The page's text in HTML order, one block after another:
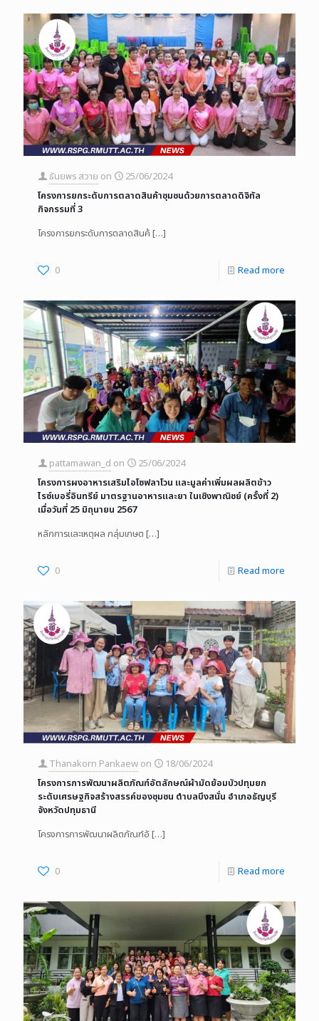
ธันยพร สวาย on
25/06/2024
โครงการยกระดับการตลาดสินค้าชุมชนด้วยการตลาดดิจิทัล
กิจกรรมที่ 3
โครงการยกระดับการตลาดสินค้ […]
0 Read more
pattamawan_d on
25/06/2024
โครงการผงอาหารเสริมไอโซฟลาโวน และมูลค่าเพิ่มผลผลิตข้าว
ไรซ์เบอรี่อินทรีย์ มาตรฐานอาหารและยา ในเชิงพาณิชย์ (ครั้งที่ 2)
เมื่อวันที่ 25 มิถุนายน 2567
หลักการและเหตุผล กลุ่มเกษต […]
0 Read more
Thanakorn Pankaew on
18/06/2024
โครงการการพัฒนาผลิตภัณฑ์อัตลักษณ์ผ้ามัดย้อมบัวปทุมยก
ระดับเศรษฐกิจสร้างสรรค์ของชุมชน ตำบลบึงสนั่น อำเภอธัญบุรี
จังหวัดปทุมธานี
โครงการการพัฒนาผลิตภัณฑ์อั[…]
0 Read more